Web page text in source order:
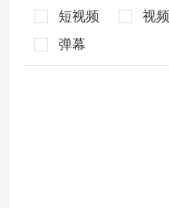
短视频 视
弹幕